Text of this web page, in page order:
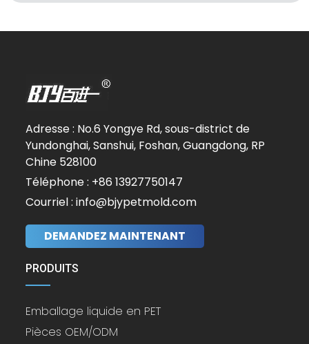
Adresse : No.6 Yongye Rd, sous-district de
Yundonghai, Sanshui, Foshan, Guangdong, RP
Chine 528100
Téléphone : +86 13927750147
Courriel : info@bjypetmold.com
DEMANDEZ MAINTENANT
PRODUITS
Emballage liquide en PET
Pièces OEM/ODM